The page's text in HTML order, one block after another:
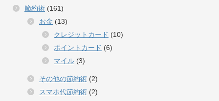
節約術 (161)
お金 (13)
クレジットカード (10)
ポイントカード (6)
マイル (3)
その他の節約術 (2)
スマホ代節約術 (2)